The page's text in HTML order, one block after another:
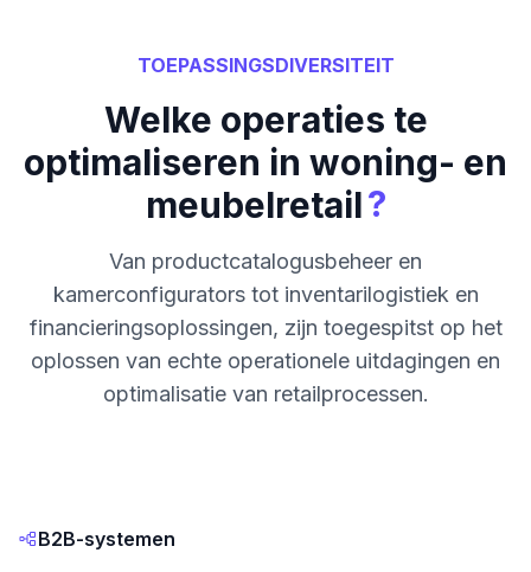
TOEPASSINGSDIVERSITEIT
Welke operaties te
optimaliseren in woning- en
meubelretail?
Van productcatalogusbeheer en
kamerconfigurators tot inventarilogistiek en
financieringsoplossingen, zijn toegespitst op het
oplossen van echte operationele uitdagingen en
optimalisatie van retailprocessen.
B2B-systemen